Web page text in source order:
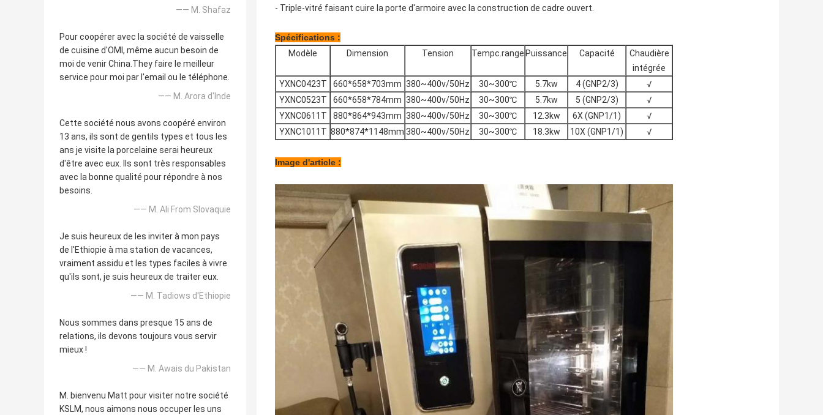
—— M. Shafaz
Pour coopérer avec la société de vaisselle
de cuisine d'OMI, même aucun besoin de
moi de venir China.They faire le meilleur
service pour moi par l'email ou le téléphone.
—— M. Arora d'Inde
Cette société nous avons coopéré environ
13 ans, ils sont de gentils types et tous les
ans je visite la porcelaine serai heureux
d'être avec eux. Ils sont très responsables
avec la bonne qualité pour répondre à nos
besoins.
—— M. Ali From Slovaquie
Je suis heureux de les inviter à mon pays
de l'Ethiopie à ma station de vacances,
vraiment assidu et les types faciles à vivre
qu'ils sont, je suis heureux de traiter eux.
—— M. Tadiows d'Ethiopie
Nous sommes dans presque 15 ans de
relations, ils devons toujours vous servir
mieux !
—— M. Awais du Pakistan
M. bienvenu Matt pour visiter notre société
KSLM, nous aimons nous occuper les uns
- Triple-vitré faisant cuire la porte d'armoire avec la construction de cadre ouvert.
Spécifications :
Modèle
Dimension Tension Tempc.range Puissance Capacité
Chaudière
intégrée
YXNC0423T
660*658*703mm 380~400v/50Hz 30~300℃ 5.7kw 4 (GNP2/3)
√
YXNC0523T
660*658*784mm 380~400v/50Hz 30~300℃ 5.7kw 5 (GNP2/3)
√
YXNC0611T
880*864*943mm 380~400v/50Hz 30~300℃ 12.3kw 6X (GNP1/1)
√
YXNC1011T 880*874*1148mm 380~400v/50Hz 30~300℃ 18.3kw 10X (GNP1/1) √
Image d'article :